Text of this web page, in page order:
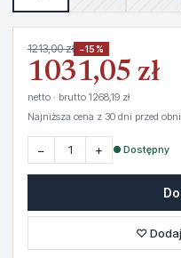
1213,00 zł −15%
1031,05 zł
netto · brutto 1268,19 zł
Najniższa cena z 30 dni przed
− + ● Dostępny
♡